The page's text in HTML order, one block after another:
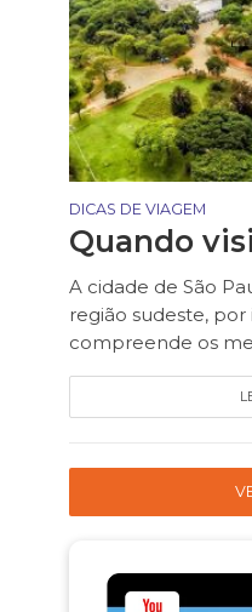
DICAS DE VIAGEM
Quando
A cidade de São
região sudeste, por
compreende os